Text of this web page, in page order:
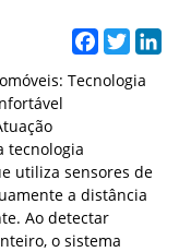
Tecnologia
tecnologia
utiliza sensores de
a distância
Ao detectar
o sistema